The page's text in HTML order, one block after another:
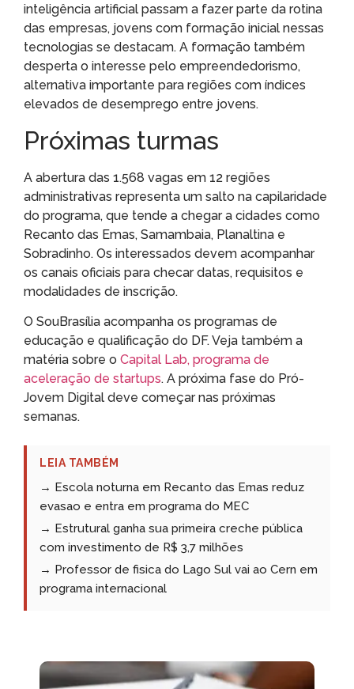
inteligência artificial passam a fazer parte da rotina
das empresas, jovens com formação inicial nessas
tecnologias se destacam. A formação também
desperta o interesse pelo empreendedorismo,
alternativa importante para regiões com índices
elevados de desemprego entre jovens.
Próximas turmas
A abertura das 1.568 vagas em 12 regiões
administrativas representa um salto na capilaridade
do programa, que tende a chegar a cidades como
Recanto das Emas, Samambaia, Planaltina e
Sobradinho. Os interessados devem acompanhar
os canais oficiais para checar datas, requisitos e
modalidades de inscrição.
O SouBrasília acompanha os programas de
educação e qualificação do DF. Veja também a
matéria sobre o Capital Lab, programa de
aceleração de startups. A próxima fase do Pró-
Jovem Digital deve começar nas próximas
semanas.
LEIA TAMBÉM
→ Escola noturna em Recanto das Emas reduz
evasao e entra em programa do MEC
→ Estrutural ganha sua primeira creche pública
com investimento de R$ 3,7 milhões
→ Professor de fisica do Lago Sul vai ao Cern em
programa internacional